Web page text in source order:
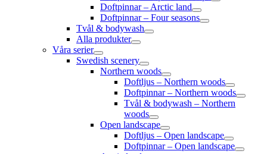
Doftpinnar – Arctic land
Doftpinnar – Four seasons
Tvål & bodywash
Alla produkter
Våra serier
Swedish scenery
Northern woods
Doftljus – Northern woods
Doftpinnar – Northern woods
Tvål & bodywash – Northern
woods
Open landscape
Doftljus – Open landscape
Doftpinnar – Open landscape